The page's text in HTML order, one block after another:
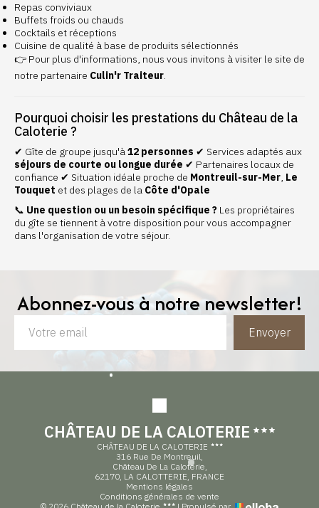
Repas conviviaux
Buffets froids ou chauds
Cocktails et réceptions
Cuisine de qualité à base de produits sélectionnés
👉 Pour plus d'informations, nous vous invitons à visiter le site de
notre partenaire Culin'r Traiteur.
Pourquoi choisir les prestations du Château de la
Caloterie ?
✔ Gîte de groupe jusqu'à12 personnes ✔ Services adaptés aux
séjours de courte ou longue durée ✔ Partenaires locaux de
confiance ✔ Situation idéale proche de Montreuil-sur-Mer, Le
Touquet et des plages de la Côte d'Opale
📞 Une question ou un besoin spécifique ? Les propriétaires
du gîte se tiennent à votre disposition pour vous accompagner
dans l'organisation de votre séjour.
Abonnez-vous à notre newsletter!
Envoyer
CHÂTEAU DE LA CALOTERIE
CHÂTEAU DE LA CALOTERIE
316 Rue De Montreuil,
Château De La Caloterie,
62170, LA CALOTTERIE, FRANCE
Mentions légales
Conditions générales de vente